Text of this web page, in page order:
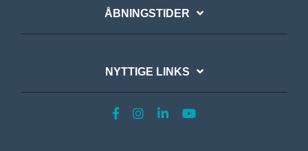
ÅBNINGSTIDER
NYTTIGE LINKS